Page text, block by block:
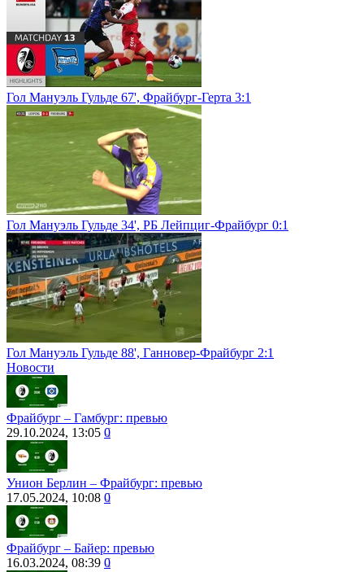
Гол Мануэль Гульде 67', Фрайбург-Герта 3:1
Гол Мануэль Гульде 34', РБ Лейпциг-Фрайбург 0:1
Гол Мануэль Гульде 88', Ганновер-Фрайбург 2:1
Новости
Фрайбург – Гамбург: превью
29.10.2024, 13:05 0
Унион Берлин – Фрайбург: превью
17.05.2024, 10:08 0
Фрайбург – Байер: превью
16.03.2024, 08:39 0